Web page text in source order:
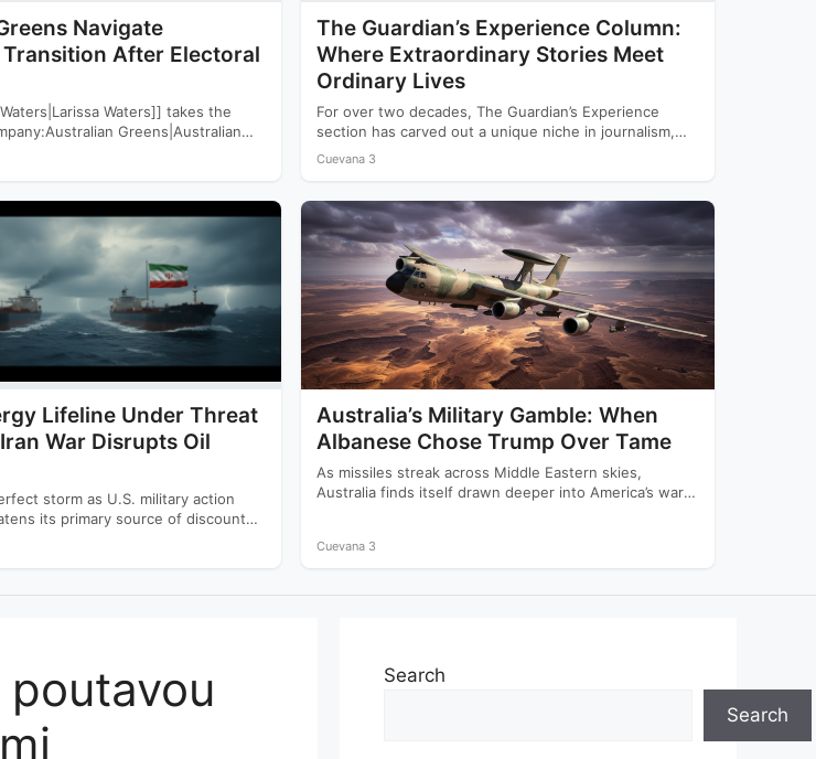
Navigate
After Electoral
Waters]] takes the
Greens|Australian
a devastating 2025 election that
The Guardian’s Experience Column:
Where Extraordinary Stories Meet
Ordinary Lives
For over two decades, The Guardian’s Experience
section has carved out a unique niche in journalism,
offering readers…
Cuevana 3
Lifeline Under Threat
War Disrupts Oil
storm as U.S. military action
its primary source of discounted
Australia’s Military Gamble: When
Albanese Chose Trump Over Tame
As missiles streak across Middle Eastern skies,
Australia finds itself drawn deeper into America’s war
Cuevana 3
Search
Search